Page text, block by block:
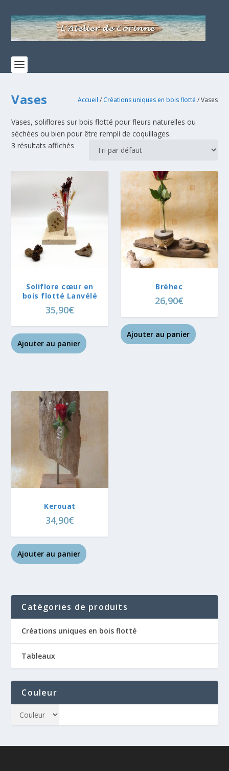
Vases Accueil / Créations uniques en bois flotté / Vases
Vases, soliflores sur bois flotté pour fleurs naturelles ou
séchées ou bien pour être rempli de coquillages.
3 résultats affichés
Soliflore cœur en
bois flotté Lanvélé
35,90€
Ajouter au panier
Bréhec
26,90€
Ajouter au panier
Kerouat
34,90€
Ajouter au panier
Catégories de produits
Créations uniques en bois flotté
Tableaux
Couleur